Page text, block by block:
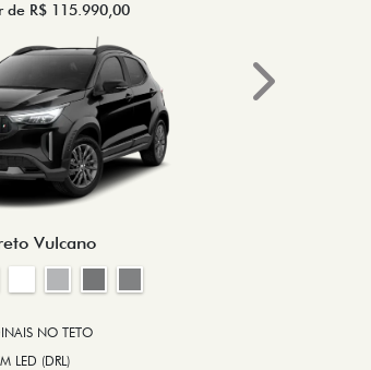
de R$ 115.990,00
Vulcano
NO TETO
LED (DRL)
Next